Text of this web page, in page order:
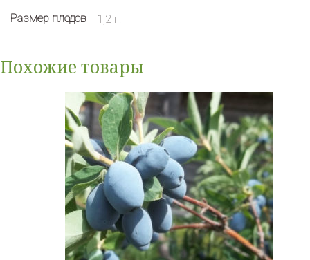
Размер плодов 1,2 г.
Похожие товары